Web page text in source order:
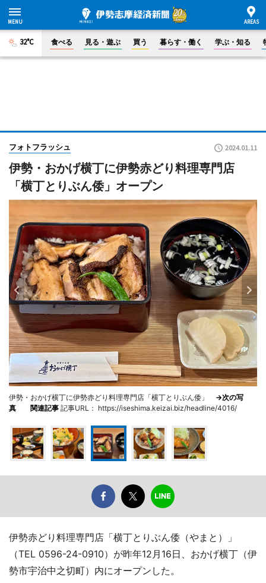
32°C 食べる 見る・遊ぶ 買う 暮らす・働く 学ぶ・知る
フォトフラッシュ 2024.01.11
伊勢・おかげ横丁に伊勢赤どり料理専門店
「横丁とりぶん倭」オープン
伊勢・おかげ横丁に伊勢赤どり料理専門店「横丁とりぶん倭」 →次の写
真
関連記事 記事URL： https://iseshima.keizai.biz/headline/4016/
伊勢赤どり料理専門店「横丁とりぶん倭（やまと）」
（TEL 0596-24-0910）が昨年12月16日、おかげ横丁（伊
勢市宇治中之切町）内にオープンした。